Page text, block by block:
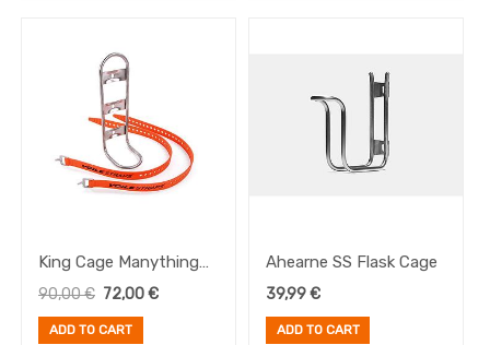
King Cage Manything
Cage (inc. 2x Voile
90,00€ 72,00€
ADD TO CART
Ahearne SS Flask Cage
39,99€
ADD TO CART